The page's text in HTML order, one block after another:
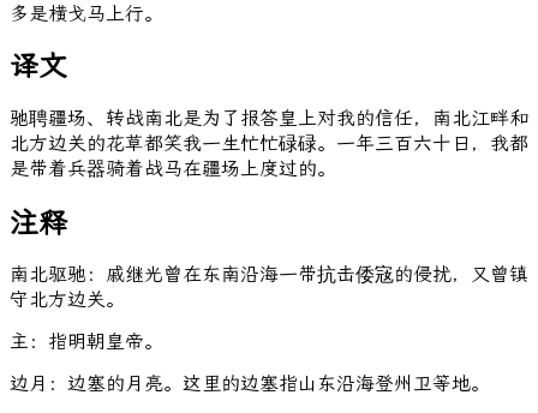
多 是横戈马上行。
译文
驰聘疆场、转战南北是为了报答皇上对我的信任，南北江畔和
北方边关的花草都笑我一生忙忙碌碌。一年三百六十日，我都
是带着兵器骑着战马在疆场上度过的。
注释
南北驱驰：戚继光曾在东南沿海一带抗击倭宼的侵扰，又曾镇
守北方边关。
主：指明朝皇帝。
边月：边塞的月亮。这里的边塞指山东沿海登州卫等地。